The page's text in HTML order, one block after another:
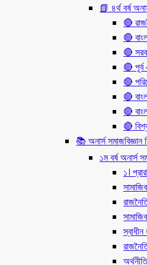
📗 ৪র্থ বর্ষ
🔴
🔴
🔴
🔴 পূর্ব
🔴
🔴
🔴
🔴
📚 অনার্স সমাজবিজ্ঞান
১ম বর্ষ অনার্স
১।